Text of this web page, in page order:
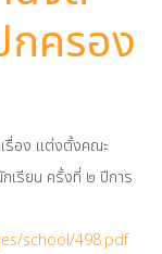
ครอง
รื่อง แต่งตั้งคณะ
เรียน ครั้งที่ ๒ ปีการ
school/498.pdf